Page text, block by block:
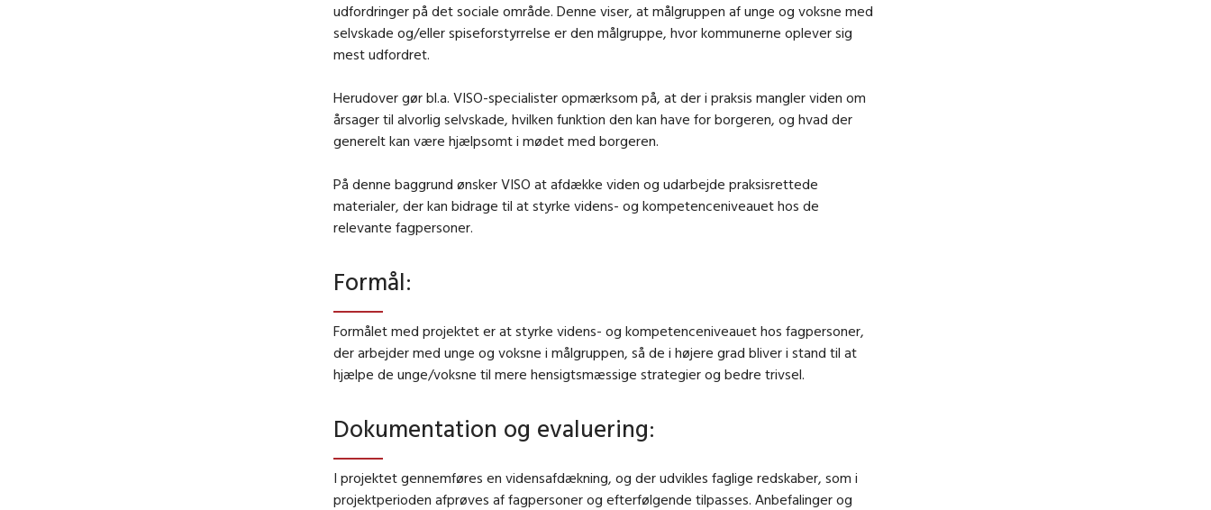
udfordringer på det sociale område. Denne viser, at målgruppen af unge og voksne med
selvskade og/eller spiseforstyrrelse er den målgruppe, hvor kommunerne oplever sig
mest udfordret.
Herudover gør bl.a. VISO-specialister opmærksom på, at der i praksis mangler viden om
årsager til alvorlig selvskade, hvilken funktion den kan have for borgeren, og hvad der
generelt kan være hjælpsomt i mødet med borgeren.
På denne baggrund ønsker VISO at afdække viden og udarbejde praksisrettede
materialer, der kan bidrage til at styrke videns- og kompetenceniveauet hos de
relevante fagpersoner.
Formål:
Formålet med projektet er at styrke videns- og kompetenceniveauet hos fagpersoner,
der arbejder med unge og voksne i målgruppen, så de i højere grad bliver i stand til at
hjælpe de unge/voksne til mere hensigtsmæssige strategier og bedre trivsel.
Dokumentation og evaluering:
I projektet gennemføres en vidensafdækning, og der udvikles faglige redskaber, som i
projektperioden afprøves af fagpersoner og efterfølgende tilpasses. Anbefalinger og